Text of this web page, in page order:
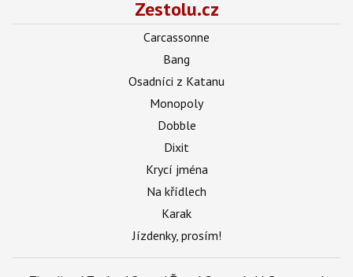
Zestolu.cz
Carcassonne
Bang
Osadníci z Katanu
Monopoly
Dobble
Dixit
Krycí jména
Na křídlech
Karak
Jízdenky, prosím!